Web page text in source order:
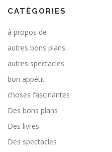
CATÉGORIES
à propos de
autres bons plans
autres spectacles
bon appétit
choses fascinantes
Des bons plans
Des livres
Des spectacles